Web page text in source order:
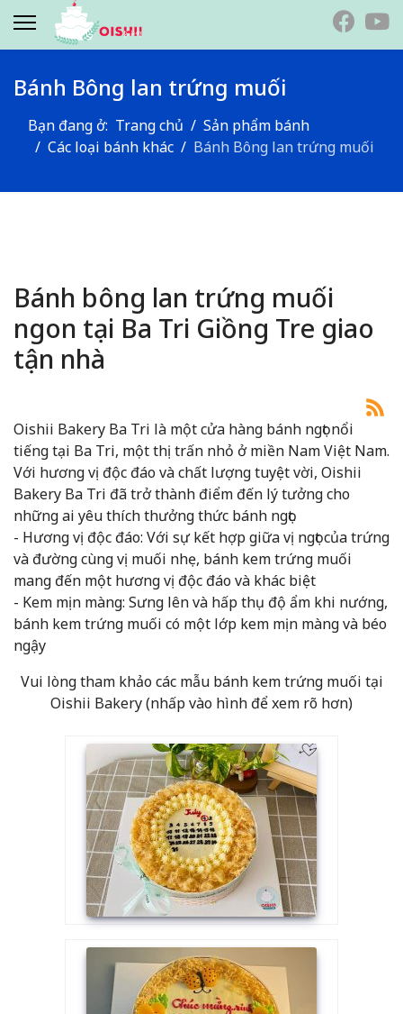
Bánh Bông lan trứng muối
Bạn đang ở: Trang chủ
Sản phẩm bánh
Các loại bánh khác
Bánh Bông lan trứng muối
Bánh bông lan trứng muối
ngon tại Ba Tri Giồng Tre giao
tận nhà
Oishii Bakery Ba Tri là một cửa hàng bánh ngọt nổi
tiếng tại Ba Tri, một thị trấn nhỏ ở miền Nam Việt Nam.
Với hương vị độc đáo và chất lượng tuyệt vời, Oishii
Bakery Ba Tri đã trở thành điểm đến lý tưởng cho
những ai yêu thích thưởng thức bánh ngọt.
- Hương vị độc đáo: Với sự kết hợp giữa vị ngọt của trứng
và đường cùng vị muối nhẹ, bánh kem trứng muối
mang đến một hương vị độc đáo và khác biệt
- Kem mịn màng: Sưng lên và hấp thụ độ ẩm khi nướng,
bánh kem trứng muối có một lớp kem mịn màng và béo
ngậy
Vui lòng tham khảo các mẫu bánh kem trứng muối tại
Oishii Bakery (nhấp vào hình để xem rõ hơn)